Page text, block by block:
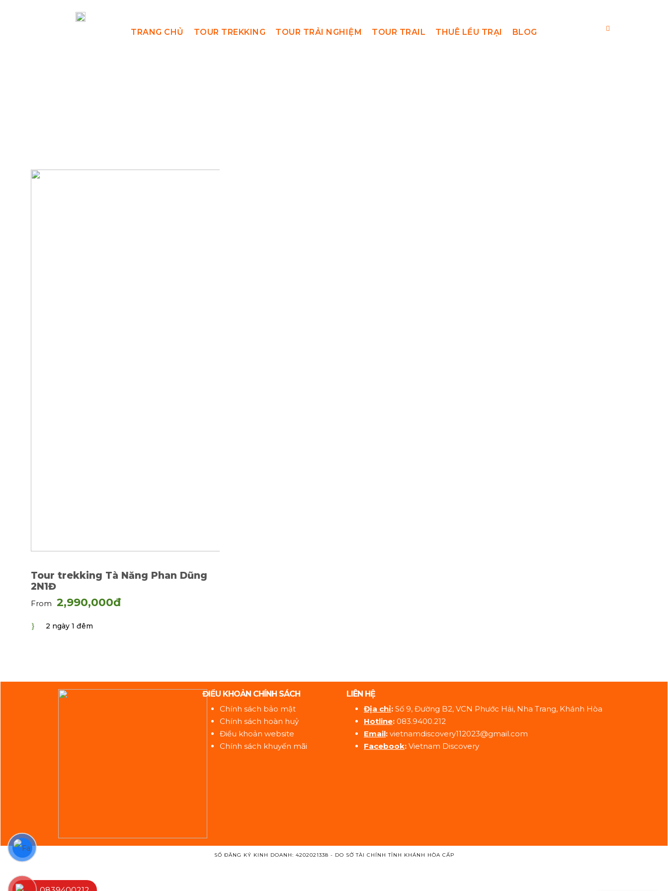
TRANG CHỦ TOUR TREKKING TOUR TRẢI NGHIỆM TOUR TRAIL THUÊ LỀU TRẠI BLOG
Tour trekking Tà Năng Phan Dũng
2N1Đ
From 2,990,000đ
2 ngày 1 đêm
ĐIỀU KHOẢN CHÍNH SÁCH
Chính sách bảo mật
Chính sách hoàn huỷ
Điều khoản website
Chính sách khuyến mãi
LIÊN HỆ
Địa chỉ: Số 9, Đường B2, VCN Phước Hải, Nha Trang, Khánh Hòa
Hotline: 083.9400.212
Email: vietnamdiscovery112023@gmail.com
Facebook: Vietnam Discovery
SỐ ĐĂNG KÝ KINH DOANH: 4202021338 - DO SỞ TÀI CHÍNH TỈNH KHÁNH HÒA CẤP